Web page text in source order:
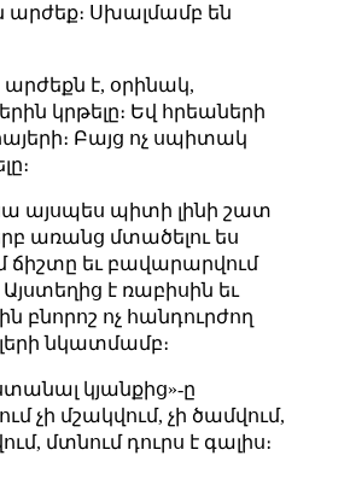
արժեք։ Սխալմամբ են
արժեքն է, օրինակ,
կրթելը։ Եվ հրեաների
Բայց ոչ սպիտակ
այսպես պիտի լինի շատ
առանց մտածելու ես
ճիշտը եւ բավարարվում
է ռաբիսին եւ
բնորոշ ոչ հանդուրժող
նկատմամբ։
կյանքից»-ը
չի մշակվում, չի ծամվում,
մտնում դուրս է գալիս։